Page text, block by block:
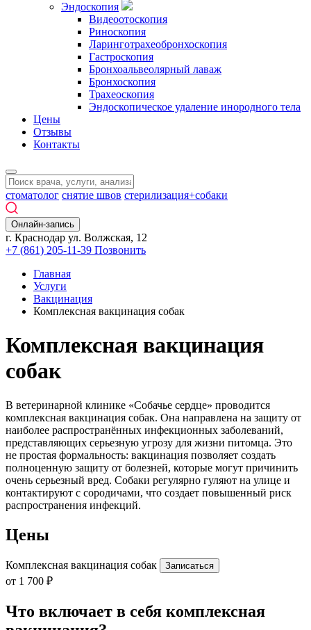
Эндоскопия
Видеоотоскопия
Риноскопия
Ларинготрахеобронхоскопия
Гастроскопия
Бронхоальвеолярный лаваж
Бронхоскопия
Трахеоскопия
Эндоскопическое удаление инородного тела
Цены
Отзывы
Контакты
стоматолог снятие швов стерилизация+собаки
Онлайн-запись
г. Краснодар ул. Волжская, 12
+7 (861) 205-11-39 Позвонить
Главная
Услуги
Вакцинация
Комплексная вакцинация собак
Комплексная вакцинация
собак
В ветеринарной клинике «Собачье сердце» проводится
комплексная вакцинация собак. Она направлена на защиту от
наиболее распространённых инфекционных заболеваний,
представляющих серьезную угрозу для жизни питомца. Это
не простая формальность: вакцинация позволяет создать
полноценную защиту от болезней, которые могут причинить
очень серьезный вред. Собаки регулярно гуляют на улице и
контактируют с сородичами, что создает повышенный риск
распространения инфекций.
Цены
Комплексная вакцинация собак Записаться
от 1 700 ₽
Что включает в себя комплексная